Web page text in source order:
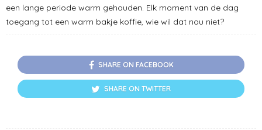
een lange periode warm gehouden. Elk moment van de dag
toegang tot een warm bakje koffie, wie wil dat nou niet?
SHARE ON FACEBOOK
SHARE ON TWITTER